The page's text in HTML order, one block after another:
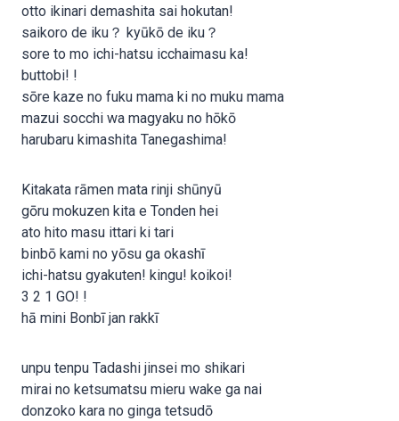
otto ikinari demashita sai hokutan!
saikoro de iku？ kyūkō de iku？
sore to mo ichi-hatsu icchaimasu ka!
buttobi! !
sōre kaze no fuku mama ki no muku mama
mazui socchi wa magyaku no hōkō
harubaru kimashita Tanegashima!
Kitakata rāmen mata rinji shūnyū
gōru mokuzen kita e Tonden hei
ato hito masu ittari ki tari
binbō kami no yōsu ga okashī
ichi-hatsu gyakuten! kingu! koikoi!
3 2 1 GO! !
hā mini Bonbī jan rakkī
unpu tenpu Tadashi jinsei mo shikari
mirai no ketsumatsu mieru wake ga nai
donzoko kara no ginga tetsudō